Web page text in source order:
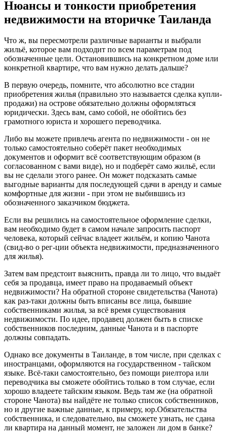
Нюансы и тонкости приобретения
недвижимости на вторичке Таиланда
Что ж, вы пересмотрели различные варианты и выбрали
жильё, которое вам подходит по всем параметрам под
обозначенные цели. Остановившись на конкретном доме или
конкретной квартире, что вам нужно делать дальше?
В первую очередь, помните, что абсолютно все стадии
приобретения жилья (правильно это называется сделка купли-
продажи) на острове обязательно должны оформляться
юридически. Здесь вам, само собой, не обойтись без
грамотного юриста и хорошего переводчика.
Либо вы можете привлечь агента по недвижимости - он не
только самостоятельно соберёт пакет необходимых
документов и оформит всё соответствующим образом (в
согласованном с вами виде), но и подберёт само жильё, если
вы не сделали этого ранее. Он может подсказать самые
выгодные варианты для последующей сдачи в аренду и самые
комфортные для жизни - при этом не выбившись из
обозначенного заказчиком бюджета.
Если вы решились на самостоятельное оформление сделки,
вам необходимо будет в самом начале запросить паспорт
человека, который сейчас владеет жильём, и копию Чанота
(свид-во о рег-ции объекта недвижимости, предназначенного
для жилья).
Затем вам предстоит выяснить, правда ли то лицо, что выдаёт
себя за продавца, имеет право на продаваемый объект
недвижимости? На обратной стороне свидетельства (Чанота)
как раз-таки должны быть вписаны все лица, бывшие
собственниками жилья, за всё время существования
недвижимости. По идее, продавец должен быть в списке
собственников последним, данные Чанота и в паспорте
должны совпадать.
Однако все документы в Таиланде, в том числе, при сделках с
иностранцами, оформляются на государственном - тайском
языке. Всё-таки самостоятельно, без помощи риелтора или
переводчика вы сможете обойтись только в том случае, если
хорошо владеете тайским языком. Ведь там же (на обратной
стороне Чанота) вы найдёте не только список собственников,
но и другие важные данные, к примеру, юр.Обязательства
собственника, и следовательно, вы сможете узнать, не сдана
ли квартира на данный момент, не заложен ли дом в банке?